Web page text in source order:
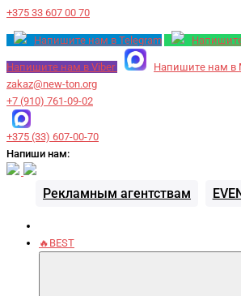
+375 33 607 00 70
Напишите нам в Telegram
Напишите нам в Viber
Напишите нам в
zakaz@new-ton.org
+7 (910) 761-09-02
+375 (33) 607-00-70
Напиши нам:
Рекламным агентствам
🔥BEST